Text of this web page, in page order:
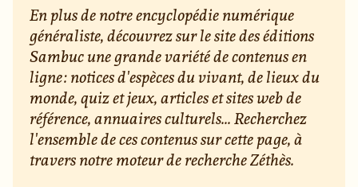
En plus de notre encyclopédie numérique
généraliste, découvrez sur le site des éditions
Sambuc une grande variété de contenus en
ligne : notices d'espèces du vivant, de lieux du
monde, quiz et jeux, articles et sites web de
référence, annuaires culturels... Recherchez
l'ensemble de ces contenus sur cette page, à
travers notre moteur de recherche Zéthès.